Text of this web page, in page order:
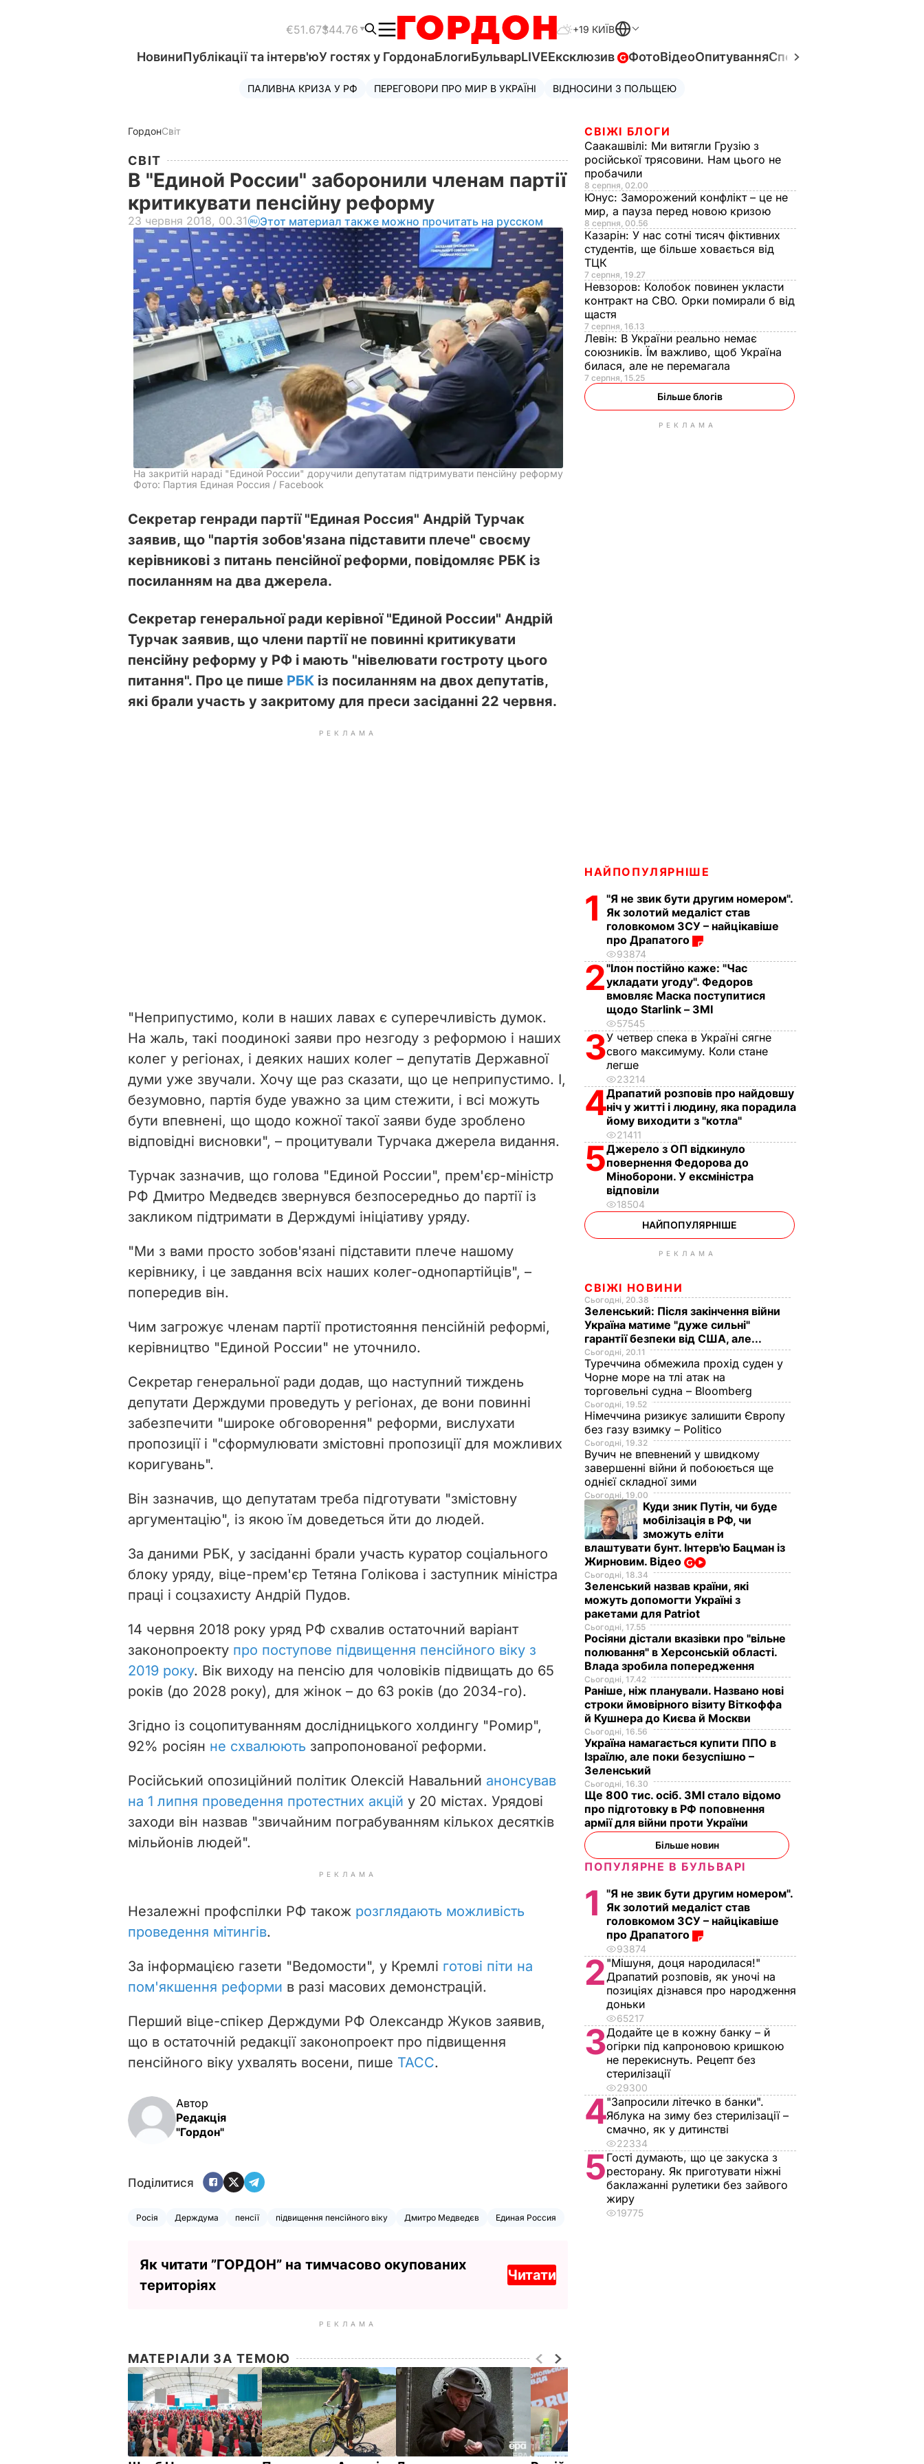
€51.67$44.76 +19 КИЇВ
НовиниПублікації та інтерв'юУ гостях у ГордонаБлогиБульварLIVEЕксклюзив ФотоВідеоОпитуванняСпецпроєкти
ПАЛИВНА КРИЗА У РФ ПЕРЕГОВОРИ ПРО МИР В УКРАЇНІ ВІДНОСИНИ З ПОЛЬЩЕЮ
ГордонСвіт
СВІТ
В "Единой России" заборонили членам партії
критикувати пенсійну реформу
23 червня 2018, 00.31 Этот материал также можно прочитать на русском
На закритій нараді "Единой России" доручили депутатам підтримувати пенсійну реформу
Фото: Партия Единая Россия / Facebook
Секретар генради партії "Единая Россия" Андрій Турчак
заявив, що "партія зобов'язана підставити плече" своєму
керівникові з питань пенсійної реформи, повідомляє РБК із
посиланням на два джерела.
Секретар генеральної ради керівної "Единой России" Андрій
Турчак заявив, що члени партії не повинні критикувати
пенсійну реформу у РФ і мають "нівелювати гостроту цього
питання". Про це пише РБК із посиланням на двох депутатів,
які брали участь у закритому для преси засіданні 22 червня.
РЕКЛАМА
"Неприпустимо, коли в наших лавах є суперечливість думок.
На жаль, такі поодинокі заяви про незгоду з реформою і наших
колег у регіонах, і деяких наших колег – депутатів Державної
думи уже звучали. Хочу ще раз сказати, що це неприпустимо. І,
безумовно, партія буде уважно за цим стежити, і всі можуть
бути впевнені, що щодо кожної такої заяви буде зроблено
відповідні висновки", – процитували Турчака джерела видання.
Турчак зазначив, що голова "Единой России", прем'єр-міністр
РФ Дмитро Медведєв звернувся безпосередньо до партії із
закликом підтримати в Держдумі ініціативу уряду.
"Ми з вами просто зобов'язані підставити плече нашому
керівнику, і це завдання всіх наших колег-однопартійців", –
попередив він.
Чим загрожує членам партії протистояння пенсійній реформі,
керівництво "Единой России" не уточнило.
Секретар генеральної ради додав, що наступний тиждень
депутати Держдуми проведуть у регіонах, де вони повинні
забезпечити "широке обговорення" реформи, вислухати
пропозиції і "сформулювати змістовні пропозиції для можливих
коригувань".
Він зазначив, що депутатам треба підготувати "змістовну
аргументацію", із якою їм доведеться йти до людей.
За даними РБК, у засіданні брали участь куратор соціального
блоку уряду, віце-прем'єр Тетяна Голікова і заступник міністра
праці і соцзахисту Андрій Пудов.
14 червня 2018 року уряд РФ схвалив остаточний варіант
законопроекту про поступове підвищення пенсійного віку з
2019 року. Вік виходу на пенсію для чоловіків підвищать до 65
років (до 2028 року), для жінок – до 63 років (до 2034-го).
Згідно із соцопитуванням дослідницького холдингу "Ромир",
92% росіян не схвалюють запропонованої реформи.
Російський опозиційний політик Олексій Навальний анонсував
на 1 липня проведення протестних акцій у 20 містах. Урядові
заходи він назвав "звичайним пограбуванням кількох десятків
мільйонів людей".
РЕКЛАМА
Незалежні профспілки РФ також розглядають можливість
проведення мітингів.
За інформацією газети "Ведомости", у Кремлі готові піти на
пом'якшення реформи в разі масових демонстрацій.
Перший віце-спікер Держдуми РФ Олександр Жуков заявив,
що в остаточній редакції законопроект про підвищення
пенсійного віку ухвалять восени, пише ТАСС.
Автор
Редакція
"Гордон"
Поділитися
Росія Держдума пенсії підвищення пенсійного віку Дмитро Медведєв Единая Россия
Як читати ”ГОРДОН” на тимчасово окупованих
територіях
Читати
РЕКЛАМА
МАТЕРІАЛИ ЗА ТЕМОЮ
СВІЖІ БЛОГИ
Саакашвілі: Ми витягли Грузію з
російської трясовини. Нам цього не
пробачили
8 серпня, 02.00
Юнус: Заморожений конфлікт – це не
мир, а пауза перед новою кризою
8 серпня, 00.56
Казарін: У нас сотні тисяч фіктивних
студентів, ще більше ховається від
ТЦК
7 серпня, 19.27
Невзоров: Колобок повинен укласти
контракт на СВО. Орки помирали б від
щастя
7 серпня, 16.13
Левін: В України реально немає
союзників. Їм важливо, щоб Україна
билася, але не перемагала
7 серпня, 15.25
Більше блогів
РЕКЛАМА
НАЙПОПУЛЯРНІШЕ
1
"Я не звик бути другим номером".
Як золотий медаліст став
головкомом ЗСУ – найцікавіше
про Драпатого
93874
2"Ілон постійно каже: "Час
укладати угоду". Федоров
вмовляє Маска поступитися
щодо Starlink – ЗМІ
57545
3У четвер спека в Україні сягне
свого максимуму. Коли стане
легше
23214
4Драпатий розповів про найдовшу
ніч у житті і людину, яка порадила
йому виходити з "котла"
21411
5Джерело з ОП відкинуло
повернення Федорова до
Міноборони. У ексміністра
відповіли
18504
НАЙПОПУЛЯРНІШЕ
РЕКЛАМА
СВІЖІ НОВИНИ
Сьогодні, 20.38
Зеленський: Після закінчення війни
Україна матиме "дуже сильні"
гарантії безпеки від США, але...
Сьогодні, 20.11
Туреччина обмежила прохід суден у
Чорне море на тлі атак на
торговельні судна – Bloomberg
Сьогодні, 19.52
Німеччина ризикує залишити Європу
без газу взимку – Politico
Сьогодні, 19.32
Вучич не впевнений у швидкому
завершенні війни й побоюється ще
однієї складної зими
Сьогодні, 19.00
Куди зник Путін, чи буде
мобілізація в РФ, чи
зможуть еліти
влаштувати бунт. Інтерв'ю Бацман із
Жирновим. Відео
Сьогодні, 18.34
Зеленський назвав країни, які
можуть допомогти Україні з
ракетами для Patriot
Сьогодні, 17.55
Росіяни дістали вказівки про "вільне
полювання" в Херсонській області.
Влада зробила попередження
Сьогодні, 17.42
Раніше, ніж планували. Названо нові
строки ймовірного візиту Віткоффа
й Кушнера до Києва й Москви
Сьогодні, 16.56
Україна намагається купити ППО в
Ізраїлю, але поки безуспішно –
Зеленський
Сьогодні, 16.30
Ще 800 тис. осіб. ЗМІ стало відомо
про підготовку в РФ поповнення
армії для війни проти України
Більше новин
ПОПУЛЯРНЕ В БУЛЬВАРІ
1
"Я не звик бути другим номером".
Як золотий медаліст став
головкомом ЗСУ – найцікавіше
про Драпатого
93874
2 "Мішуня, доця народилася!"
Драпатий розповів, як уночі на
позиціях дізнався про народження
доньки
65217
3Додайте це в кожну банку – й
огірки під капроновою кришкою
не перекиснуть. Рецепт без
стерилізації
29300
4"Запросили літечко в банки".
Яблука на зиму без стерилізації –
смачно, як у дитинстві
22334
5Гості думають, що це закуска з
ресторану. Як приготувати ніжні
баклажанні рулетики без зайвого
жиру
19775